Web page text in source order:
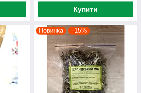
Купити
Новинка –15%